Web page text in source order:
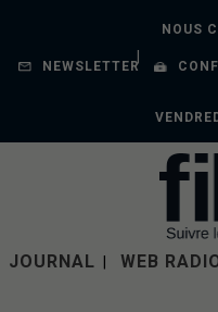
NOUS
NEWSLETTER
JOURNAL WEB